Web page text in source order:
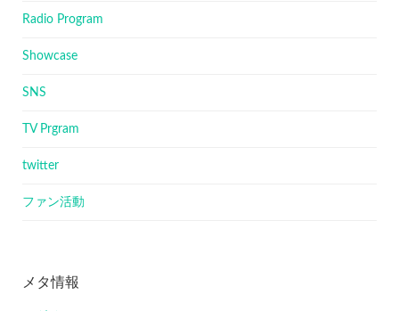
Radio Program
Showcase
SNS
TV Prgram
twitter
ファン活動
メタ情報